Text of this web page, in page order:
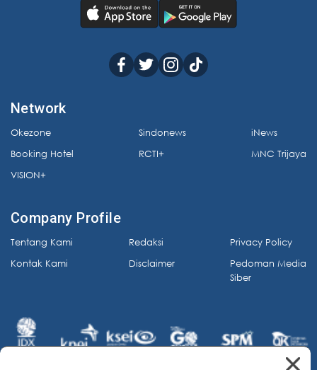
Network
Okezone
Booking Hotel
VISION+
Sindonews
RCTI+
iNews
MNC Trijaya
Company Profile
Tentang Kami
Kontak Kami
Redaksi
Disclaimer
Privacy Policy
Pedoman Media
Siber